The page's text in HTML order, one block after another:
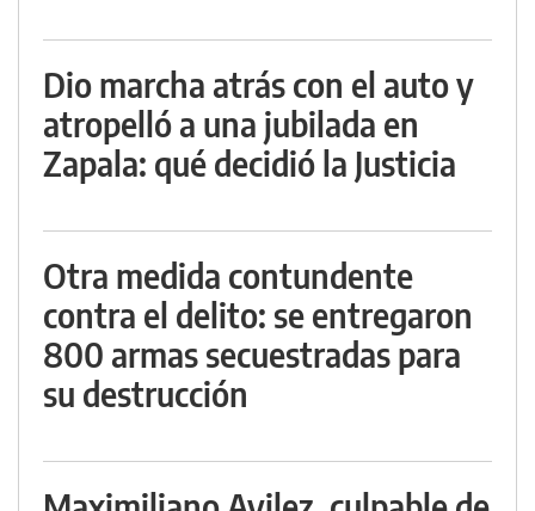
Dio marcha atrás con el auto y
atropelló a una jubilada en
Zapala: qué decidió la Justicia
Otra medida contundente
contra el delito: se entregaron
800 armas secuestradas para
su destrucción